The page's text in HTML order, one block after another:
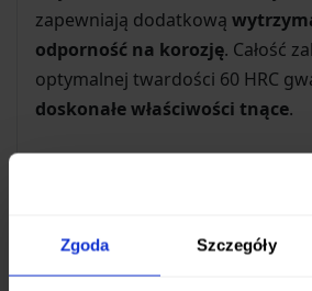
Zgoda Szczegóły
zapewniają dodatkową
odporność na korozję. Całość
optymalnej twardości 60 HRC
doskonałe właściwości tnące.
Komfort i
wytrzymałego materiału G10